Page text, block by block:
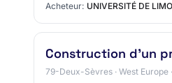
Acheteur: UNIVERSITÉ DE
Construction d'un
79-Deux-Sèvres · West Europe